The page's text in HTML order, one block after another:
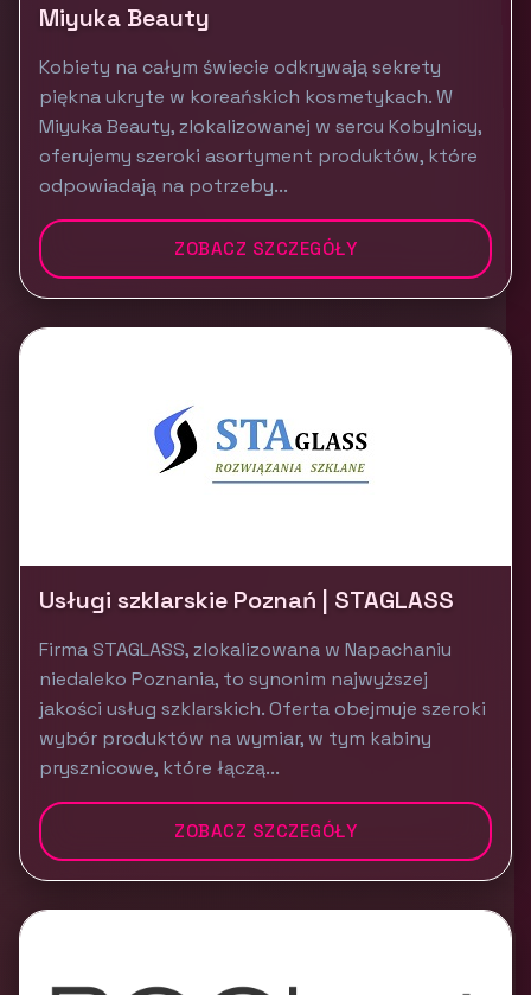
Miyuka Beauty
Kobiety na całym świecie odkrywają sekrety
piękna ukryte w koreańskich kosmetykach. W
Miyuka Beauty, zlokalizowanej w sercu Kobylnicy,
oferujemy szeroki asortyment produktów, które
odpowiadają na potrzeby...
ZOBACZ SZCZEGÓŁY
Usługi szklarskie Poznań | STAGLASS
Firma STAGLASS, zlokalizowana w Napachaniu
niedaleko Poznania, to synonim najwyższej
jakości usług szklarskich. Oferta obejmuje szeroki
wybór produktów na wymiar, w tym kabiny
prysznicowe, które łączą...
ZOBACZ SZCZEGÓŁY